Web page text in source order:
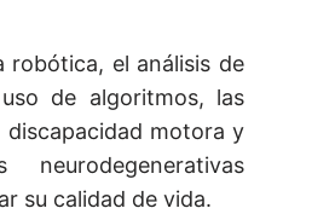
robótica, el análisis de
de algoritmos, las
discapacidad motora y
neurodegenerativas
su calidad de vida.